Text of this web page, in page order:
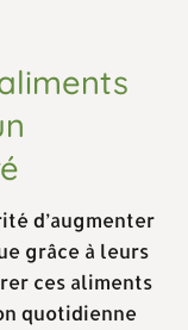
d’augmenter
grâce à leurs
ces aliments
quotidienne